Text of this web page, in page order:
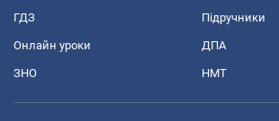
ГДЗ Підручники
Онлайн уроки ДПА
ЗНО НМТ